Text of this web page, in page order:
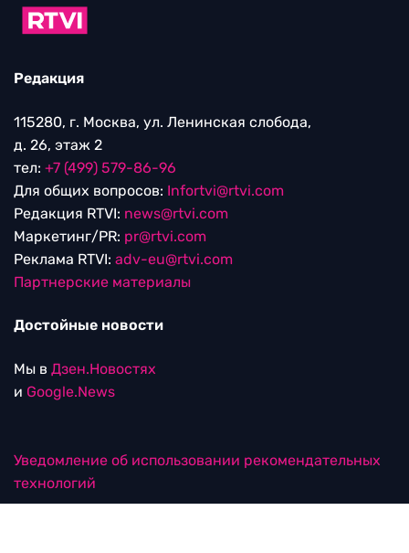
Редакция
115280, г. Москва, ул. Ленинская слобода,
д. 26, этаж 2
тел: +7 (499) 579-86-96
Для общих вопросов: Infortvi@rtvi.com
Редакция RTVI: news@rtvi.com
Маркетинг/PR: pr@rtvi.com
Реклама RTVI: adv-eu@rtvi.com
Партнерские материалы
Достойные новости
Мы в Дзен.Новостях
и Google.News
Уведомление об использовании рекомендательных
технологий